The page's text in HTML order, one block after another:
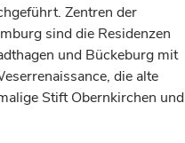
Zentren der
sind die Residenzen
und Bückeburg mit
die alte
Stift Obernkirchen und